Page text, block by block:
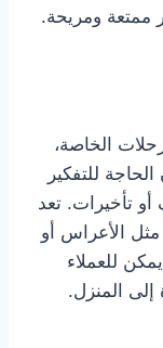
ممتعة ومريحة.
الخاصة،
للتفكير
تأخيرات. تعد
مثل الأعراس أو
للعملاء
إلى المنزل.